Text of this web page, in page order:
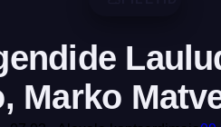
Marko